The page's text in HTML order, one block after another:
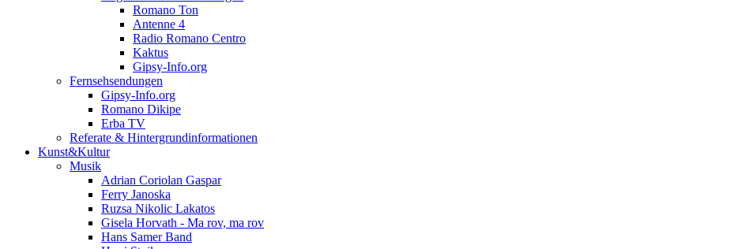
Romano Ton
Antenne 4
Radio Romano Centro
Kaktus
Gipsy-Info.org
Fernsehsendungen
Gipsy-Info.org
Romano Dikipe
Erba TV
Referate & Hintergrundinformationen
Kunst&Kultur
Musik
Adrian Coriolan Gaspar
Ferry Janoska
Ruzsa Nikolic Lakatos
Gisela Horvath - Ma rov, ma rov
Hans Samer Band